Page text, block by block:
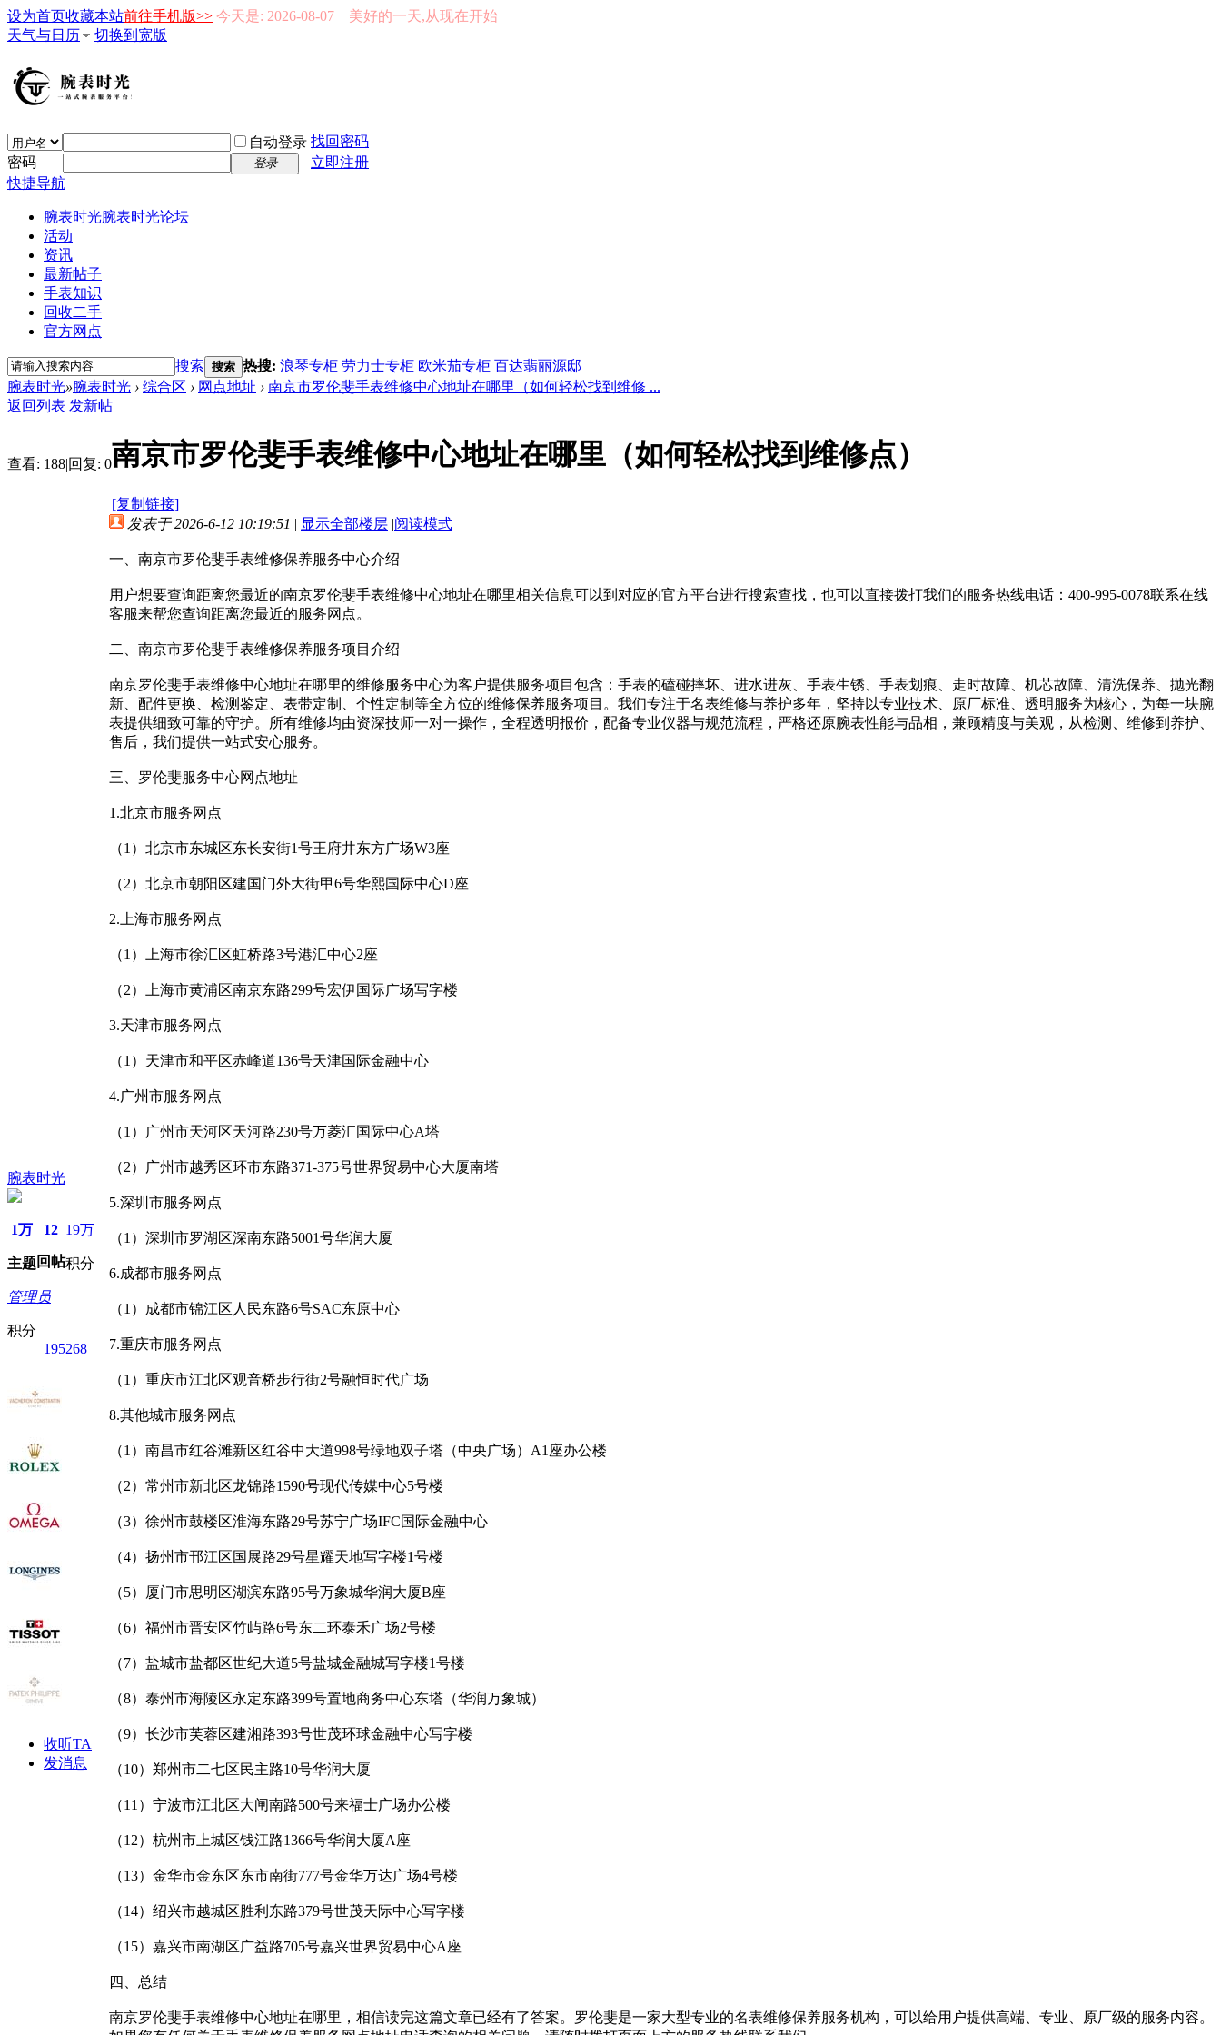
设为首页收藏本站前往手机版>> 今天是: 2026-08-07 美好的一天,从现在开始
天气与日历
切换到宽版
自动登录 找回密码
密码
登录
立即注册
快捷导航
腕表时光腕表时光论坛
活动
资讯
最新帖子
手表知识
回收二手
官方网点
搜索 搜索 热搜: 浪琴专柜 劳力士专柜 欧米茄专柜 百达翡丽源邸
腕表时光»腕表时光 › 综合区 › 网点地址 › 南京市罗伦斐手表维修中心地址在哪里（如何轻松找到维修 ...
返回列表 发新帖
查看: 188|回复: 0南京市罗伦斐手表维修中心地址在哪里（如何轻松找到维修点）
[复制链接]
腕表时光
1万
主题
12
回帖
19万
积分
管理员
积分
195268
收听TA
发消息
发表于 2026-6-12 10:19:51 | 显示全部楼层 |阅读模式
一、南京市罗伦斐手表维修保养服务中心介绍
用户想要查询距离您最近的南京罗伦斐手表维修中心地址在哪里相关信息可以到对应的官方平台进行搜索查找，也可以直接拨打我们的服务热线电话：400-995-0078联系在线
客服来帮您查询距离您最近的服务网点。
二、南京市罗伦斐手表维修保养服务项目介绍
南京罗伦斐手表维修中心地址在哪里的维修服务中心为客户提供服务项目包含：手表的磕碰摔坏、进水进灰、手表生锈、手表划痕、走时故障、机芯故障、清洗保养、抛光翻
新、配件更换、检测鉴定、表带定制、个性定制等全方位的维修保养服务项目。我们专注于名表维修与养护多年，坚持以专业技术、原厂标准、透明服务为核心，为每一块腕
表提供细致可靠的守护。所有维修均由资深技师一对一操作，全程透明报价，配备专业仪器与规范流程，严格还原腕表性能与品相，兼顾精度与美观，从检测、维修到养护、
售后，我们提供一站式安心服务。
三、罗伦斐服务中心网点地址
1.北京市服务网点
（1）北京市东城区东长安街1号王府井东方广场W3座
（2）北京市朝阳区建国门外大街甲6号华熙国际中心D座
2.上海市服务网点
（1）上海市徐汇区虹桥路3号港汇中心2座
（2）上海市黄浦区南京东路299号宏伊国际广场写字楼
3.天津市服务网点
（1）天津市和平区赤峰道136号天津国际金融中心
4.广州市服务网点
（1）广州市天河区天河路230号万菱汇国际中心A塔
（2）广州市越秀区环市东路371-375号世界贸易中心大厦南塔
5.深圳市服务网点
（1）深圳市罗湖区深南东路5001号华润大厦
6.成都市服务网点
（1）成都市锦江区人民东路6号SAC东原中心
7.重庆市服务网点
（1）重庆市江北区观音桥步行街2号融恒时代广场
8.其他城市服务网点
（1）南昌市红谷滩新区红谷中大道998号绿地双子塔（中央广场）A1座办公楼
（2）常州市新北区龙锦路1590号现代传媒中心5号楼
（3）徐州市鼓楼区淮海东路29号苏宁广场IFC国际金融中心
（4）扬州市邗江区国展路29号星耀天地写字楼1号楼
（5）厦门市思明区湖滨东路95号万象城华润大厦B座
（6）福州市晋安区竹屿路6号东二环泰禾广场2号楼
（7）盐城市盐都区世纪大道5号盐城金融城写字楼1号楼
（8）泰州市海陵区永定东路399号置地商务中心东塔（华润万象城）
（9）长沙市芙蓉区建湘路393号世茂环球金融中心写字楼
（10）郑州市二七区民主路10号华润大厦
（11）宁波市江北区大闸南路500号来福士广场办公楼
（12）杭州市上城区钱江路1366号华润大厦A座
（13）金华市金东区东市南街777号金华万达广场4号楼
（14）绍兴市越城区胜利东路379号世茂天际中心写字楼
（15）嘉兴市南湖区广益路705号嘉兴世界贸易中心A座
四、总结
南京罗伦斐手表维修中心地址在哪里，相信读完这篇文章已经有了答案。罗伦斐是一家大型专业的名表维修保养服务机构，可以给用户提供高端、专业、原厂级的服务内容。